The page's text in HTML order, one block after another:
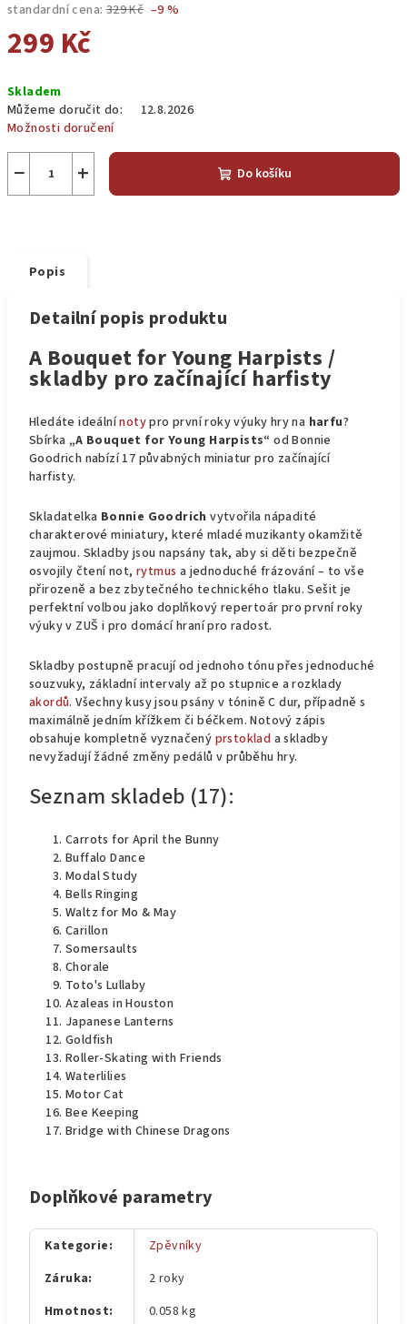
standardní cena: 329 Kč –9 %
299 Kč
cena:
Skladem
Můžeme doručit do:
12.8.2026
Možnosti doručení
+
− Do košíku
Popis
Detailní popis produktu
A Bouquet for Young Harpists /
skladby pro začínající harfisty
Hledáte ideálnínotypro první roky výuky hry na harfu?
Sbírka „A Bouquet for Young Harpists“ od Bonnie
Goodrich nabízí 17 půvabných miniatur pro začínající
harfisty.
Skladatelka Bonnie Goodrich vytvořila nápadité
charakterové miniatury, které mladé muzikanty okamžitě
zaujmou. Skladby jsou napsány tak, aby si děti bezpečně
osvojily čtení not,rytmus a jednoduché frázování – to vše
přirozeně a bez zbytečného technického tlaku. Sešit je
perfektní volbou jako doplňkový repertoár pro první roky
výuky v ZUŠ i pro domácí hraní pro radost.
Skladby postupně pracují od jednoho tónu přes jednoduché
souzvuky, základní intervaly až po stupnice a rozklady
akordů. Všechny kusy jsou psány v tónině C dur, případně s
maximálně jedním křížkem či béčkem. Notový zápis
obsahuje kompletně vyznačený prstoklad a skladby
nevyžadují žádné změny pedálů v průběhu hry.
Seznam skladeb (17):
Carrots for April the Bunny
Buffalo Dance
Modal Study
Bells Ringing
Waltz for Mo & May
Carillon
Somersaults
Chorale
Toto's Lullaby
Azaleas in Houston
Japanese Lanterns
Goldfish
Roller-Skating with Friends
Waterlilies
Motor Cat
Bee Keeping
Bridge with Chinese Dragons
Doplňkové parametry
Kategorie:
Zpěvníky
Záruka:
2 roky
Hmotnost: 0.058 kg